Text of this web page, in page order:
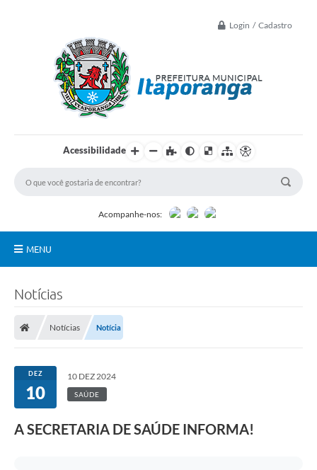
Login / Cadastro
Acessibilidade
Acompanhe-nos:
MENU
Publicações Oficiais
Cadastro de Artesãos
Notícias
Notícias Notícia
DEZ
10
10 DEZ 2024
SAÚDE
A SECRETARIA DE SAÚDE INFORMA!